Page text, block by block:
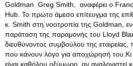
Goldman Greg Smith, αναφέρει ο
Hub . Το πρώτο άμεσο επίτευγμα της
κ. Smith στη νοοτροπία της Goldman,
παράταση της παραμονής του Lloyd
διευθύνοντος συμβούλου της εταιρείας,
που κάνουν λόγο για αποχώρησή
είναι καθόλου οξύμωρο, αν αναλογιστεί